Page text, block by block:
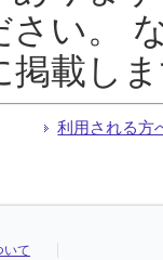
さい。
掲載しま
利用される方
いて